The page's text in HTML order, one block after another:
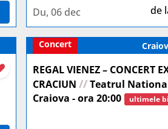
Du, 06 dec de
Concert
REGAL VIENEZ – CONCERT
CRACIUN //Teatrul
Craiova - ora 20:00
ultimele